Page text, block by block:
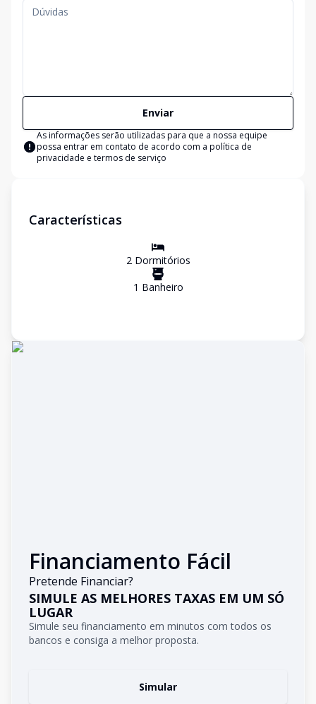
Enviar
As informações serão utilizadas para que a nossa equipe
possa entrar em contato de acordo com a política de
privacidade e termos de serviço
Características
2Dormitórios
1 Banheiro
Financiamento Fácil
Pretende Financiar?
SIMULE AS MELHORES TAXAS EM UM SÓ
LUGAR
Simule seu financiamento em minutos com todos os
bancos e consiga a melhor proposta.
Simular